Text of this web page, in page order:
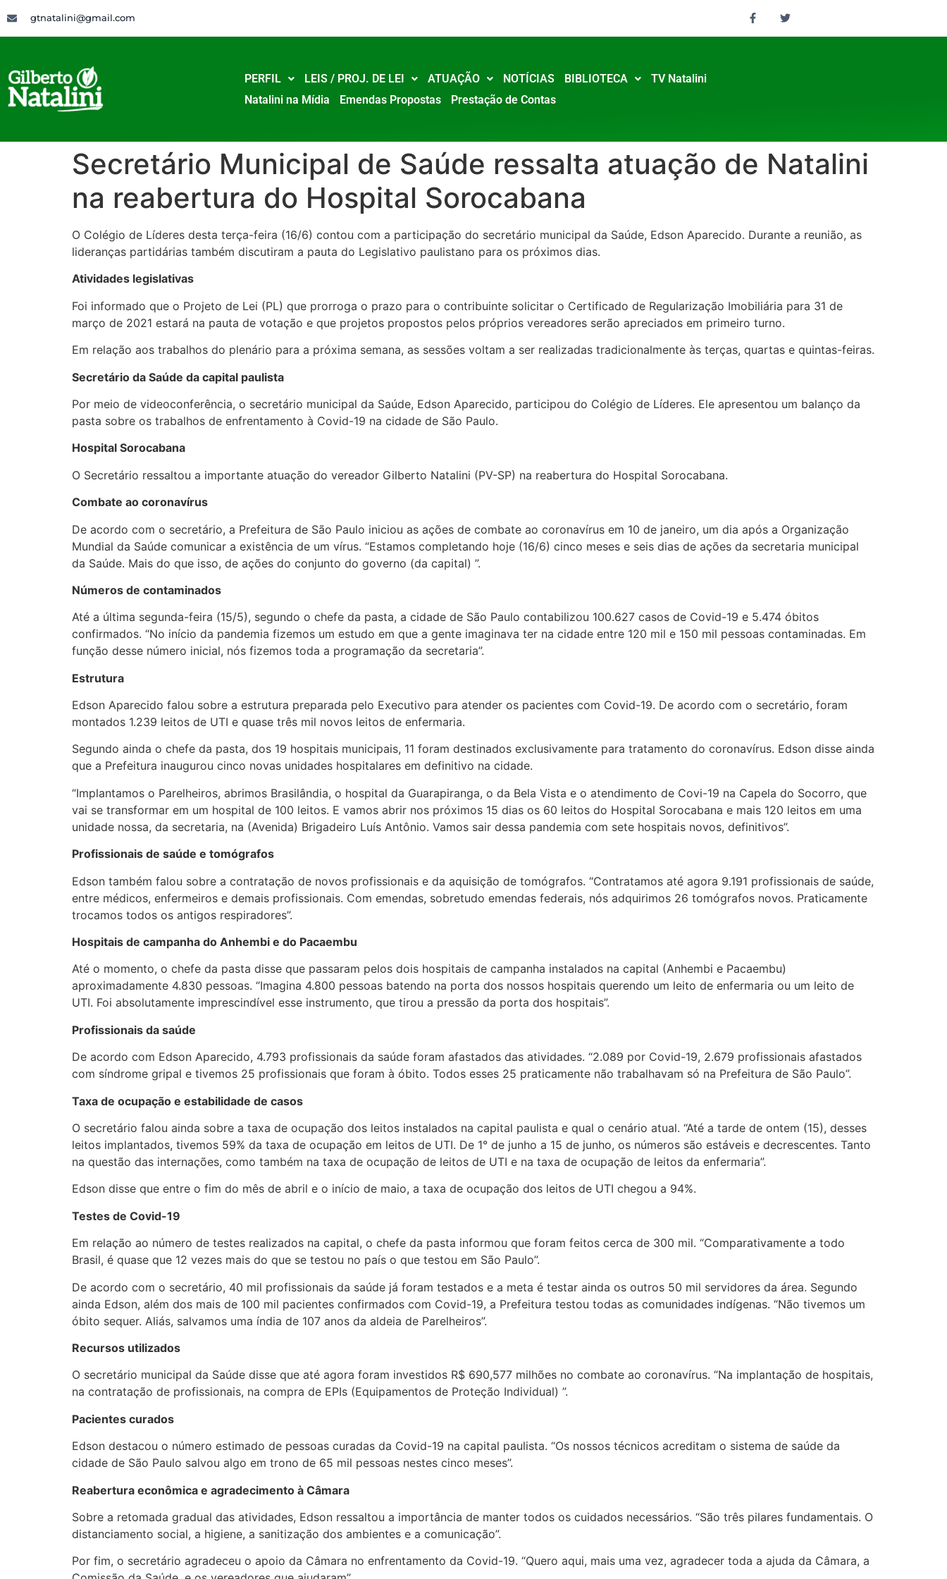
gtnatalini@gmail.com
PERFIL LEIS / PROJ. DE LEI ATUAÇÃO NOTÍCIAS BIBLIOTECA
TV Natalini
Natalini na Mídia
Emendas Propostas Prestação de Contas
Secretário Municipal de Saúde ressalta atuação de Natalini
na reabertura do Hospital Sorocabana
O Colégio de Líderes desta terça-feira (16/6) contou com a participação do secretário municipal da Saúde, Edson Aparecido. Durante a reunião, as
lideranças partidárias também discutiram a pauta do Legislativo paulistano para os próximos dias.
Atividades legislativas
Foi informado que o Projeto de Lei (PL) que prorroga o prazo para o contribuinte solicitar o Certificado de Regularização Imobiliária para 31 de
março de 2021 estará na pauta de votação e que projetos propostos pelos próprios vereadores serão apreciados em primeiro turno.
Em relação aos trabalhos do plenário para a próxima semana, as sessões voltam a ser realizadas tradicionalmente às terças, quartas e quintas-feiras.
Secretário da Saúde da capital paulista
Por meio de videoconferência, o secretário municipal da Saúde, Edson Aparecido, participou do Colégio de Líderes. Ele apresentou um balanço da
pasta sobre os trabalhos de enfrentamento à Covid-19 na cidade de São Paulo.
Hospital Sorocabana
O Secretário ressaltou a importante atuação do vereador Gilberto Natalini (PV-SP) na reabertura do Hospital Sorocabana.
Combate ao coronavírus
De acordo com o secretário, a Prefeitura de São Paulo iniciou as ações de combate ao coronavírus em 10 de janeiro, um dia após a Organização
Mundial da Saúde comunicar a existência de um vírus. “Estamos completando hoje (16/6) cinco meses e seis dias de ações da secretaria municipal
da Saúde. Mais do que isso, de ações do conjunto do governo (da capital) ”.
Números de contaminados
Até a última segunda-feira (15/5), segundo o chefe da pasta, a cidade de São Paulo contabilizou 100.627 casos de Covid-19 e 5.474 óbitos
confirmados. “No início da pandemia fizemos um estudo em que a gente imaginava ter na cidade entre 120 mil e 150 mil pessoas contaminadas. Em
função desse número inicial, nós fizemos toda a programação da secretaria”.
Estrutura
Edson Aparecido falou sobre a estrutura preparada pelo Executivo para atender os pacientes com Covid-19. De acordo com o secretário, foram
montados 1.239 leitos de UTI e quase três mil novos leitos de enfermaria.
Segundo ainda o chefe da pasta, dos 19 hospitais municipais, 11 foram destinados exclusivamente para tratamento do coronavírus. Edson disse ainda
que a Prefeitura inaugurou cinco novas unidades hospitalares em definitivo na cidade.
“Implantamos o Parelheiros, abrimos Brasilândia, o hospital da Guarapiranga, o da Bela Vista e o atendimento de Covi-19 na Capela do Socorro, que
vai se transformar em um hospital de 100 leitos. E vamos abrir nos próximos 15 dias os 60 leitos do Hospital Sorocabana e mais 120 leitos em uma
unidade nossa, da secretaria, na (Avenida) Brigadeiro Luís Antônio. Vamos sair dessa pandemia com sete hospitais novos, definitivos”.
Profissionais de saúde e tomógrafos
Edson também falou sobre a contratação de novos profissionais e da aquisição de tomógrafos. “Contratamos até agora 9.191 profissionais de saúde,
entre médicos, enfermeiros e demais profissionais. Com emendas, sobretudo emendas federais, nós adquirimos 26 tomógrafos novos. Praticamente
trocamos todos os antigos respiradores”.
Hospitais de campanha do Anhembi e do Pacaembu
Até o momento, o chefe da pasta disse que passaram pelos dois hospitais de campanha instalados na capital (Anhembi e Pacaembu)
aproximadamente 4.830 pessoas. “Imagina 4.800 pessoas batendo na porta dos nossos hospitais querendo um leito de enfermaria ou um leito de
UTI. Foi absolutamente imprescindível esse instrumento, que tirou a pressão da porta dos hospitais”.
Profissionais da saúde
De acordo com Edson Aparecido, 4.793 profissionais da saúde foram afastados das atividades. “2.089 por Covid-19, 2.679 profissionais afastados
com síndrome gripal e tivemos 25 profissionais que foram à óbito. Todos esses 25 praticamente não trabalhavam só na Prefeitura de São Paulo”.
Taxa de ocupação e estabilidade de casos
O secretário falou ainda sobre a taxa de ocupação dos leitos instalados na capital paulista e qual o cenário atual. “Até a tarde de ontem (15), desses
leitos implantados, tivemos 59% da taxa de ocupação em leitos de UTI. De 1° de junho a 15 de junho, os números são estáveis e decrescentes. Tanto
na questão das internações, como também na taxa de ocupação de leitos de UTI e na taxa de ocupação de leitos da enfermaria”.
Edson disse que entre o fim do mês de abril e o início de maio, a taxa de ocupação dos leitos de UTI chegou a 94%.
Testes de Covid-19
Em relação ao número de testes realizados na capital, o chefe da pasta informou que foram feitos cerca de 300 mil. “Comparativamente a todo
Brasil, é quase que 12 vezes mais do que se testou no país o que testou em São Paulo”.
De acordo com o secretário, 40 mil profissionais da saúde já foram testados e a meta é testar ainda os outros 50 mil servidores da área. Segundo
ainda Edson, além dos mais de 100 mil pacientes confirmados com Covid-19, a Prefeitura testou todas as comunidades indígenas. “Não tivemos um
óbito sequer. Aliás, salvamos uma índia de 107 anos da aldeia de Parelheiros”.
Recursos utilizados
O secretário municipal da Saúde disse que até agora foram investidos R$ 690,577 milhões no combate ao coronavírus. “Na implantação de hospitais,
na contratação de profissionais, na compra de EPIs (Equipamentos de Proteção Individual) ”.
Pacientes curados
Edson destacou o número estimado de pessoas curadas da Covid-19 na capital paulista. “Os nossos técnicos acreditam o sistema de saúde da
cidade de São Paulo salvou algo em trono de 65 mil pessoas nestes cinco meses”.
Reabertura econômica e agradecimento à Câmara
Sobre a retomada gradual das atividades, Edson ressaltou a importância de manter todos os cuidados necessários. “São três pilares fundamentais. O
distanciamento social, a higiene, a sanitização dos ambientes e a comunicação”.
Por fim, o secretário agradeceu o apoio da Câmara no enfrentamento da Covid-19. “Quero aqui, mais uma vez, agradecer toda a ajuda da Câmara, a